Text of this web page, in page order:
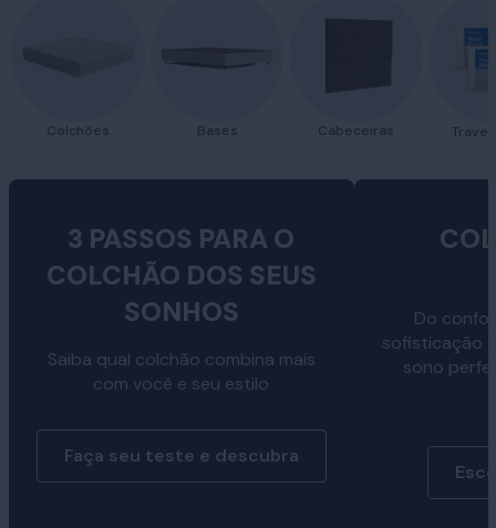
Colchões Bases Cabeceiras
3 PASSOS PARA O
COLCHÃO DOS SEUS
SONHOS
Saiba qual colchão combina mais
com você e seu estilo
Faça seu teste e descubra
Do
sofisticação
sono